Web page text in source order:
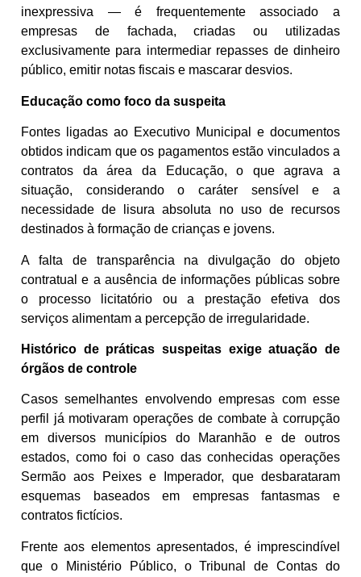
inexpressiva — é frequentemente associado a
empresas de fachada, criadas ou utilizadas
exclusivamente para intermediar repasses de dinheiro
público, emitir notas fiscais e mascarar desvios.
Educação como foco da suspeita
Fontes ligadas ao Executivo Municipal e documentos
obtidos indicam que os pagamentos estão vinculados a
contratos da área da Educação, o que agrava a
situação, considerando o caráter sensível e a
necessidade de lisura absoluta no uso de recursos
destinados à formação de crianças e jovens.
A falta de transparência na divulgação do objeto
contratual e a ausência de informações públicas sobre
o processo licitatório ou a prestação efetiva dos
serviços alimentam a percepção de irregularidade.
Histórico de práticas suspeitas exige atuação de
órgãos de controle
Casos semelhantes envolvendo empresas com esse
perfil já motivaram operações de combate à corrupção
em diversos municípios do Maranhão e de outros
estados, como foi o caso das conhecidas operações
Sermão aos Peixes e Imperador, que desbarataram
esquemas baseados em empresas fantasmas e
contratos fictícios.
Frente aos elementos apresentados, é imprescindível
que o Ministério Público, o Tribunal de Contas do